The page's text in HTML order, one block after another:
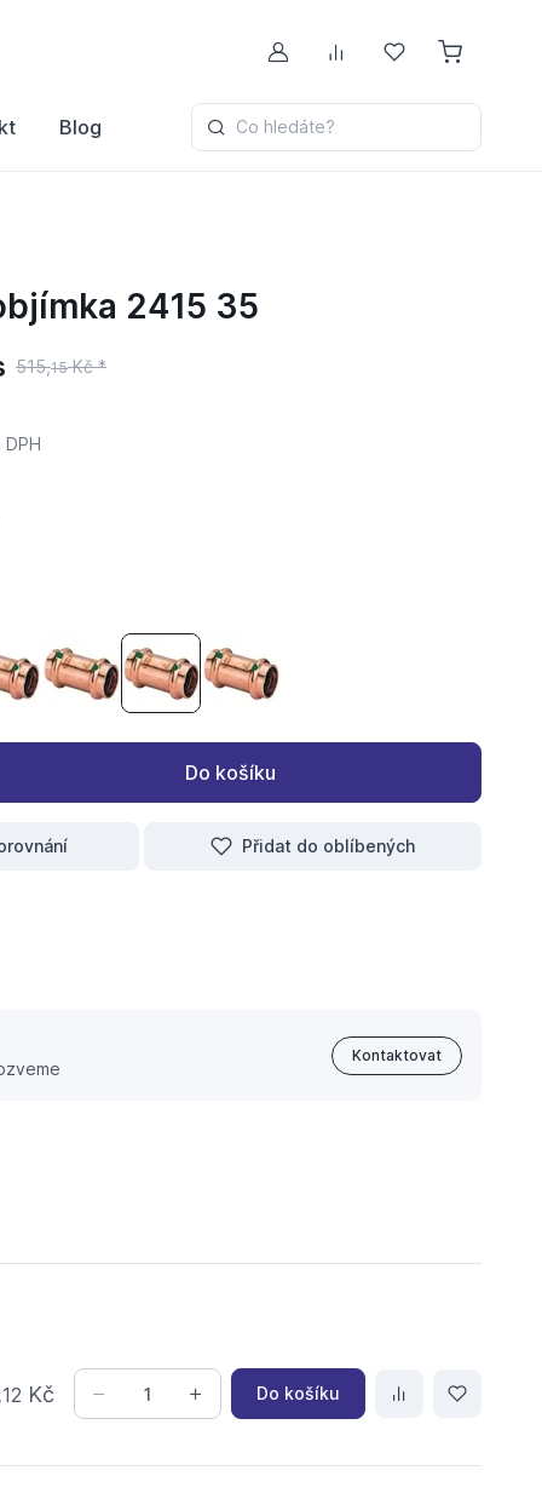
Můj účetPorovnávání
Oblíbené
Blog Co hledáte?
2415 35
515,15Kč *
DPH
15
objímka 2415 18
Profipress-objímka 2415 22
Profipress-objímka 2415 28
Profipress-objímka 2415 35
Profipress-objímka 2415 42
Do košíku
Přidat do oblíbených
Kontaktovat
12 Kč Do košíku